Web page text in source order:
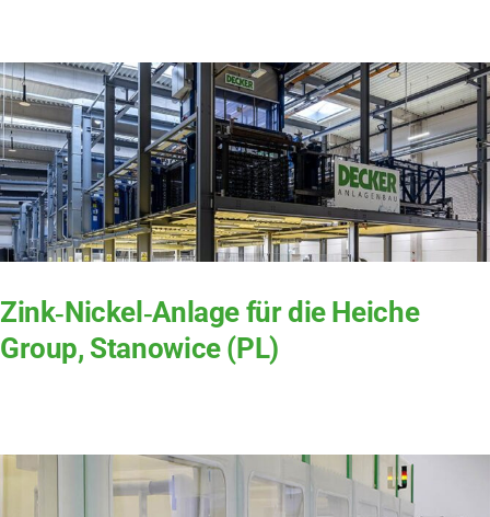
Zink‑Nickel‑Anlage für die Heiche
Group, Stanowice (PL)